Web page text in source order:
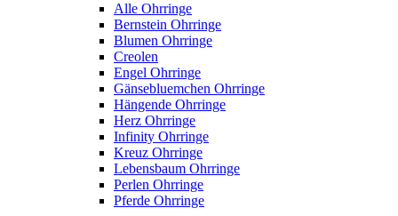
Alle Ohrringe
Bernstein Ohrringe
Blumen Ohrringe
Creolen
Engel Ohrringe
Gänsebluemchen Ohrringe
Hängende Ohrringe
Herz Ohrringe
Infinity Ohrringe
Kreuz Ohrringe
Lebensbaum Ohrringe
Perlen Ohrringe
Pferde Ohrringe